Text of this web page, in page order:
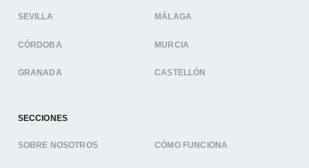
SEVILLA MÁLAGA
CÓRDOBA MURCIA
GRANADA CASTELLÓN
SECCIONES
SOBRE NOSOTROS CÓMO FUNCIONA